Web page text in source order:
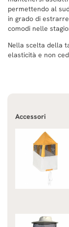
permettendo al
in grado di
comodi nelle
Nella scelta della
elasticità e non
Accessori